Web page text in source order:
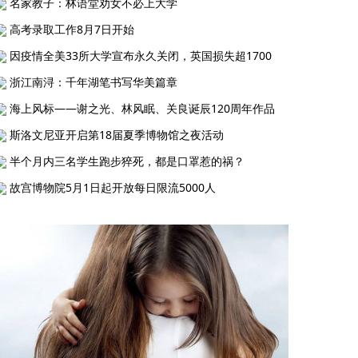
高考录取工作8月7日开始
因疫情全美33所大学宣布永久关闭，英国损失超1700
浙江南浔：千年湖笔书写华美篇章
海上风标——谢之光、林风眠、关良诞辰120周年作品
斯洛文尼亚开启第18届夏季博物馆之夜活动
半个月内三名学生跑步猝死，都是口罩惹的祸？
故宫博物院5月1日起开放每日限流5000人